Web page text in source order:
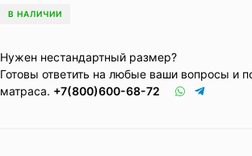
В НАЛИЧИИ
Нужен нестандартный размер?
Готовы ответить на любые ваши вопросы и
матраса. +7(800)600-68-72